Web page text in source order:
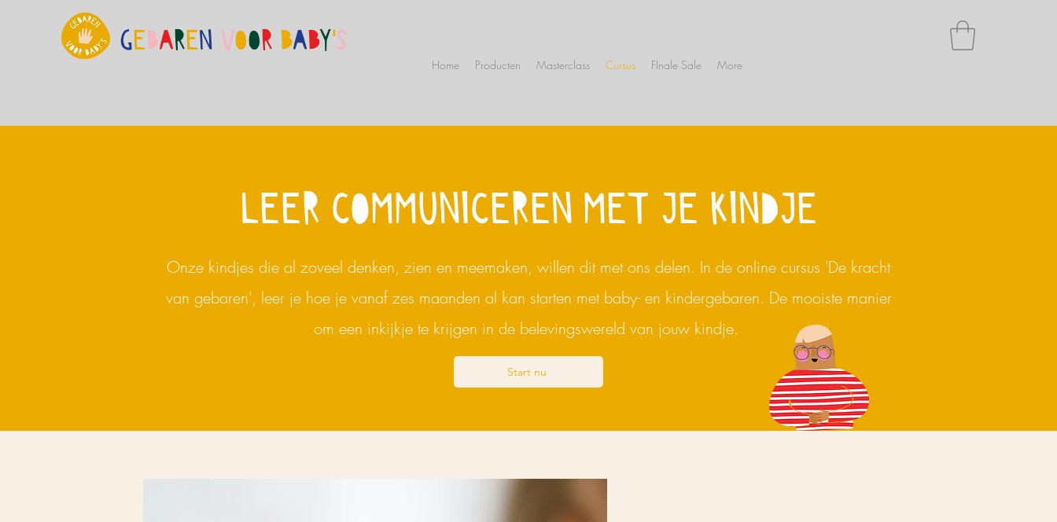
GEBAREN VOOR BABY'S
Home Producten Masterclass Cursus FInale Sale More
LEER COMMUNICEREN MET JE KINDJE
Onze kindjes die al zoveel denken, zien en meemaken, willen dit met ons delen. In de online cursus 'De kracht
van gebaren', leer je hoe je vanaf zes maanden al kan starten met baby- en kindergebaren. De mooiste manier
om een inkijkje te krijgen in de belevingswereld van jouw kindje.
Start nu